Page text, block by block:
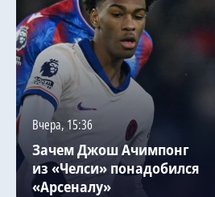
Вчера, 15:36
Зачем Джош Ачимпонг
из «Челси» понадобился
«Арсеналу»